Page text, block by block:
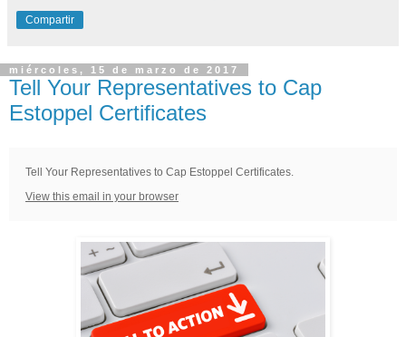
Compartir
miércoles, 15 de marzo de 2017
Tell Your Representatives to Cap
Estoppel Certificates
Tell Your Representatives to Cap Estoppel Certificates.
View this email in your browser